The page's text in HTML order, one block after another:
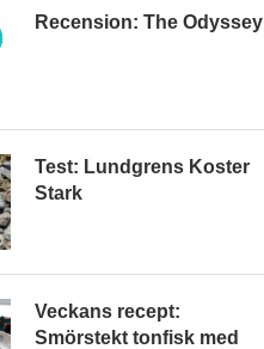
Recension: The Odyssey
Test: Lundgrens Koster
Stark
Veckans recept:
Smörstekt tonfisk med